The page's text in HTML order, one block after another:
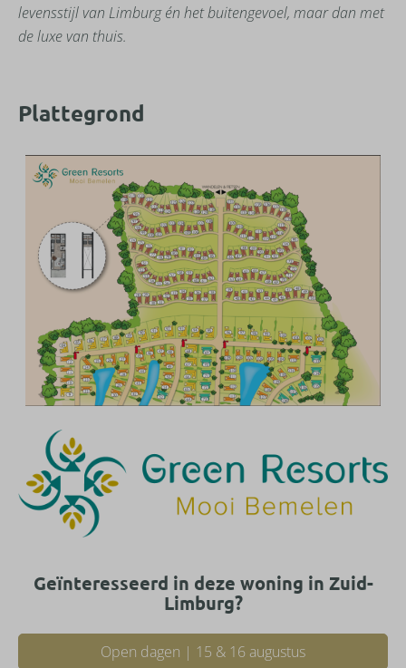
levensstijl van Limburg én het buitengevoel, maar dan met
de luxe van thuis.
Plattegrond
Geïnteresseerd in deze woning in Zuid-
Limburg?
Open dagen | 15 & 16 augustus